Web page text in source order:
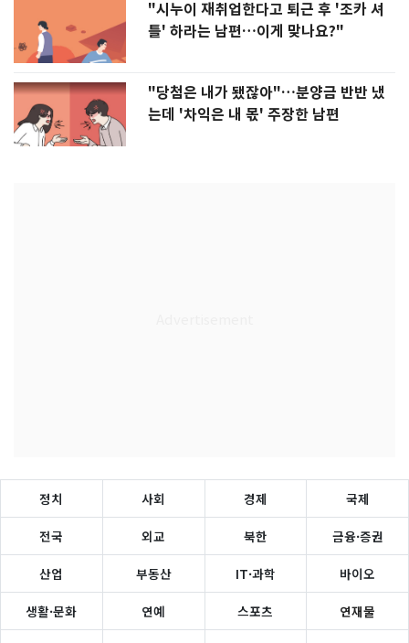
"시누이 재취업한다고 퇴근 후 '조카 셔
틀' 하라는 남편…이게 맞나요?"
"당첨은 내가 됐잖아"…분양금 반반 냈
는데 '차익은 내 몫' 주장한 남편
정치 사회 경제 국제
전국 외교 북한 금융·증권
산업 부동산 IT·과학 바이오
생활·문화 연예 스포츠 연재물